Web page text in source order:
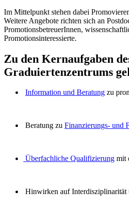
Im Mittelpunkt stehen dabei
Weitere Angebote richten sich an
PromotionsbetreuerInnen,
Promotionsinteressierte.
Zu den Kernaufgaben
Graduiertenzentrums
Information und Beratung zu
Beratung zu Finanzierungs- und
Überfachliche Qualifizierung mit
Hinwirken auf Interdisziplinarität